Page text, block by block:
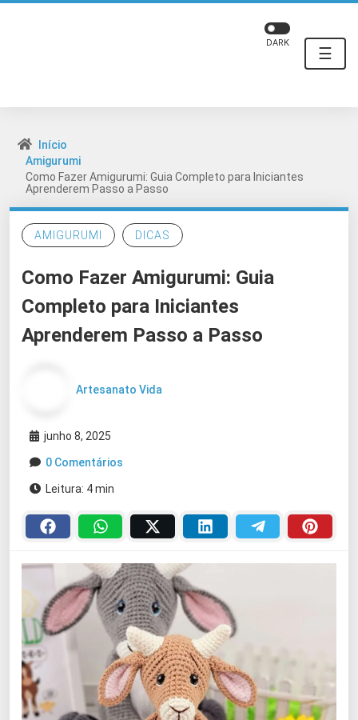
☰
DARK
Início
Amigurumi
Como Fazer Amigurumi: Guia Completo para Iniciantes
Aprenderem Passo a Passo
AMIGURUMI DICAS
Como Fazer Amigurumi: Guia
Completo para Iniciantes
Aprenderem Passo a Passo
Artesanato Vida
junho 8, 2025
0 Comentários
Leitura: 4 min